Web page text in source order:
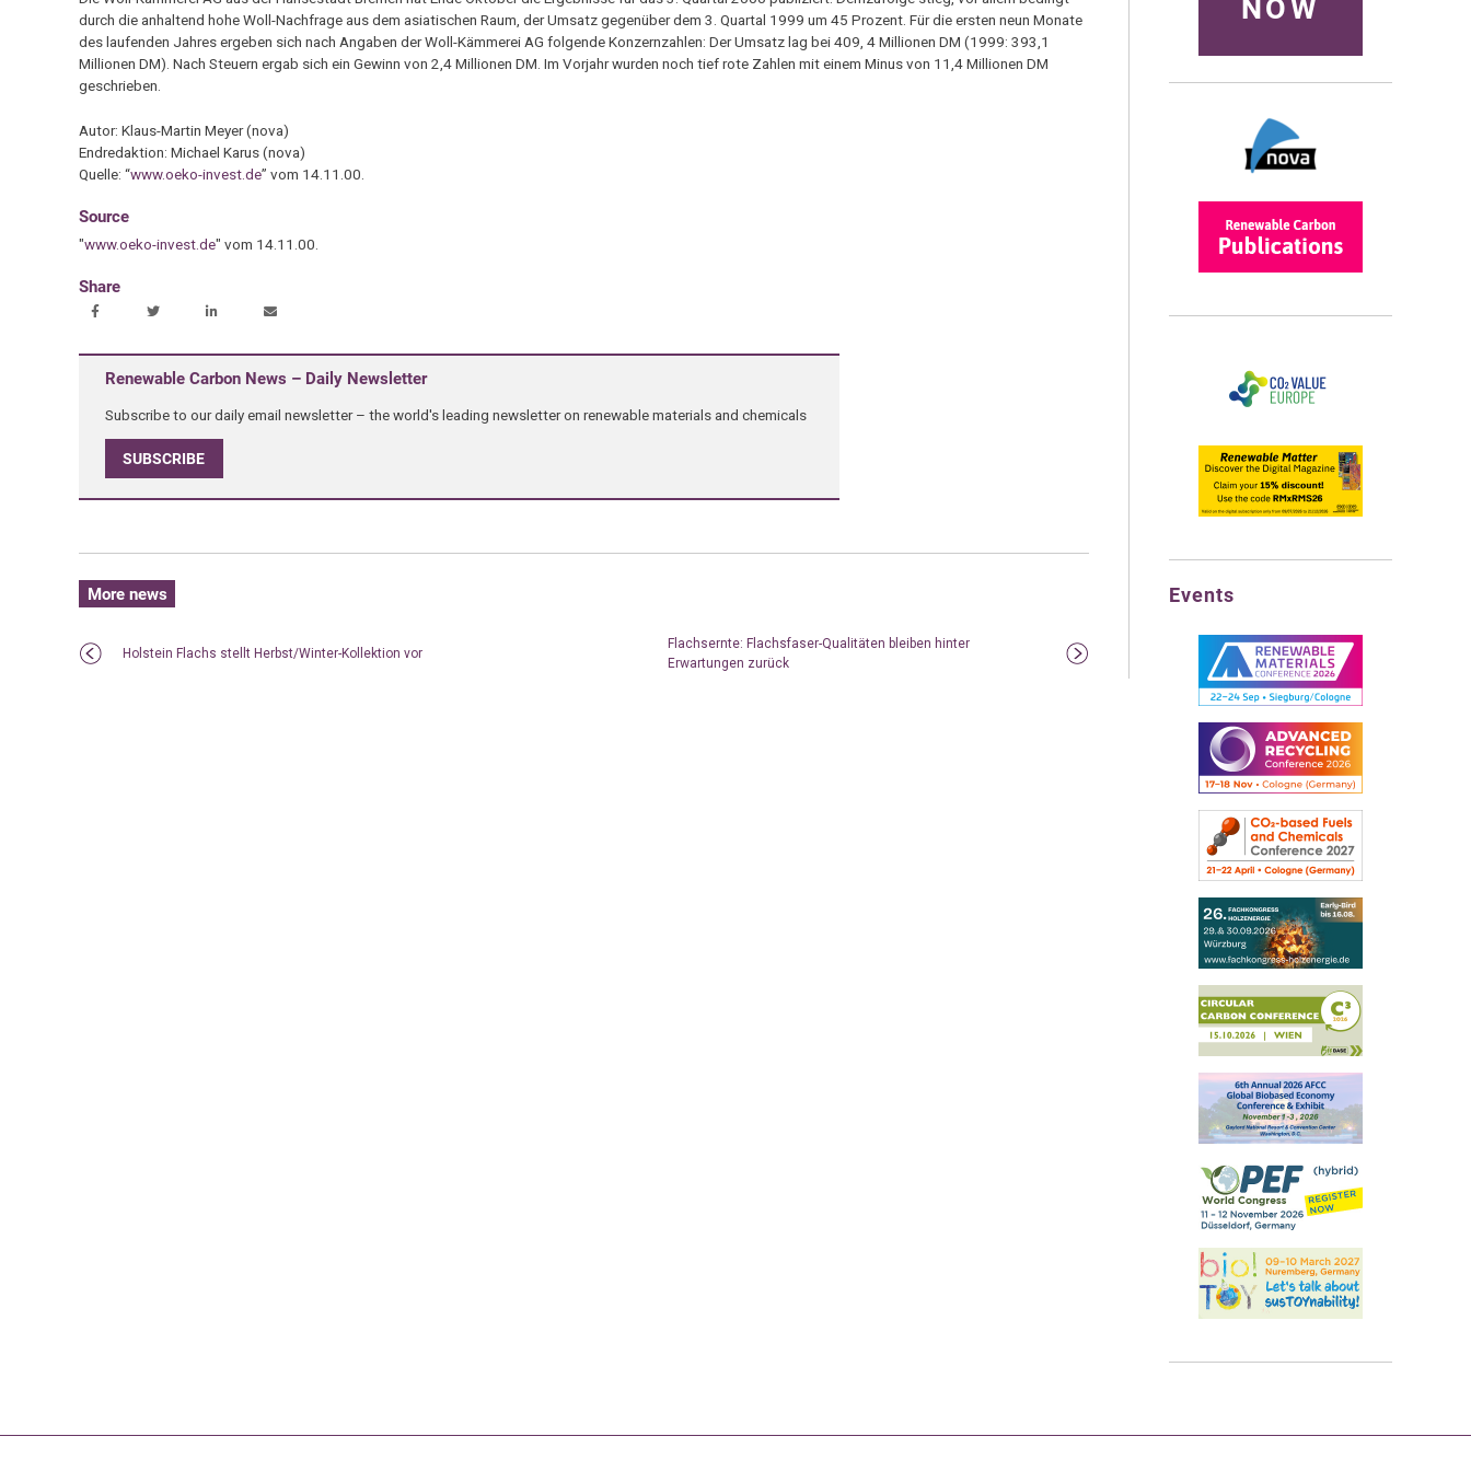
durch die anhaltend hohe Woll-Nachfrage aus dem asiatischen Raum, der Umsatz gegenüber dem 3. Quartal 1999 um 45 Prozent. Für die ersten neun Monate
des laufenden Jahres ergeben sich nach Angaben der Woll-Kämmerei AG folgende Konzernzahlen: Der Umsatz lag bei 409, 4 Millionen DM (1999: 393,1
Millionen DM). Nach Steuern ergab sich ein Gewinn von 2,4 Millionen DM. Im Vorjahr wurden noch tief rote Zahlen mit einem Minus von 11,4 Millionen DM
geschrieben.
Autor: Klaus-Martin Meyer (nova)
Endredaktion: Michael Karus (nova)
Quelle: “www.oeko-invest.de” vom 14.11.00.
Source
"www.oeko-invest.de" vom 14.11.00.
Share
Renewable Carbon News – Daily Newsletter
Subscribe to our daily email newsletter – the world's leading newsletter on renewable materials and chemicals
SUBSCRIBE
More news
Holstein Flachs stellt Herbst/Winter-Kollektion vor
Flachsernte: Flachsfaser-Qualitäten bleiben hinter
Erwartungen zurück
NOW
Events